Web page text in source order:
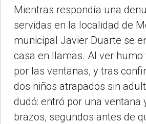
Mientras respondía una
servidas en la localidad de
municipal Javier Duarte se
casa en llamas. Al ver
por las ventanas, y tras
dos niños atrapados sin
dudó: entró por una ventana
brazos, segundos antes de